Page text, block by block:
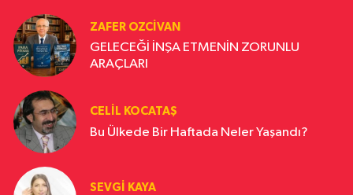
ZAFER OZCIVAN
GELECEĞİ İNŞA ETMENİN ZORUNLU
ARAÇLARI
CELIL KOCATAŞ
Bu Ülkede Bir Haftada Neler Yaşandı?
SEVGI KAYA